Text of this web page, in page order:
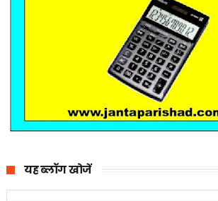
यह ब्लॉग खोजें